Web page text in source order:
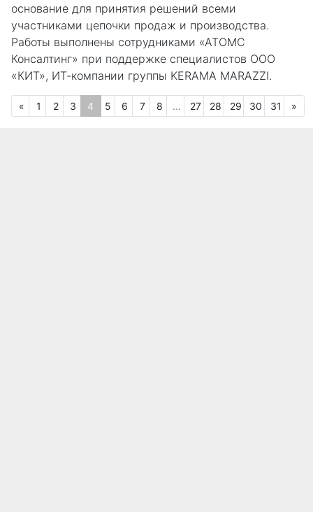
основание для принятия решений всеми
участниками цепочки продаж и производства.
Работы выполнены сотрудниками «АТОМС
Консалтинг» при поддержке специалистов ООО
«КИТ», ИТ-компании группы KERAMA MARAZZI.
« Предыдущая
1 2 3 4 (текущая)
5 6 7 8 ... 27 28 29 30 31 »